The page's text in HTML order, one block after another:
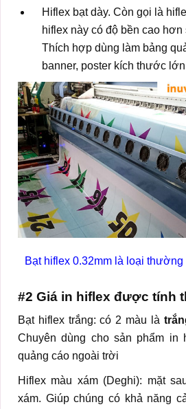
Hiflex bạt dày. Còn gọi là
hiflex này có độ bền cao
Thích hợp dùng làm bảng
banner, poster kích thước
Bạt hiflex 0.32mm là loại
#2 Giá in hiflex được tính
Bạt hiflex trắng: có 2 màu là
Chuyên dùng cho sản phẩm in
quảng cáo ngoài trời
Hiflex màu xám (Deghi): mặt
xám. Giúp chúng có khả năng